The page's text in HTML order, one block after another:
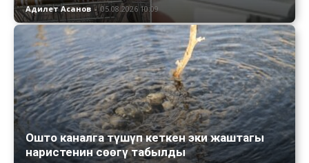
Адилет Асанов - 05.08.2026 10:09
Ошто каналга түшүп кеткен эки жаштагы
наристенин сөөгү табылды